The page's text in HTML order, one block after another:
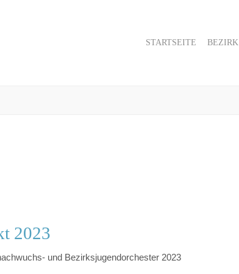
STARTSEITE BEZIRK
2023
und Bezirksjugendorchester 2023